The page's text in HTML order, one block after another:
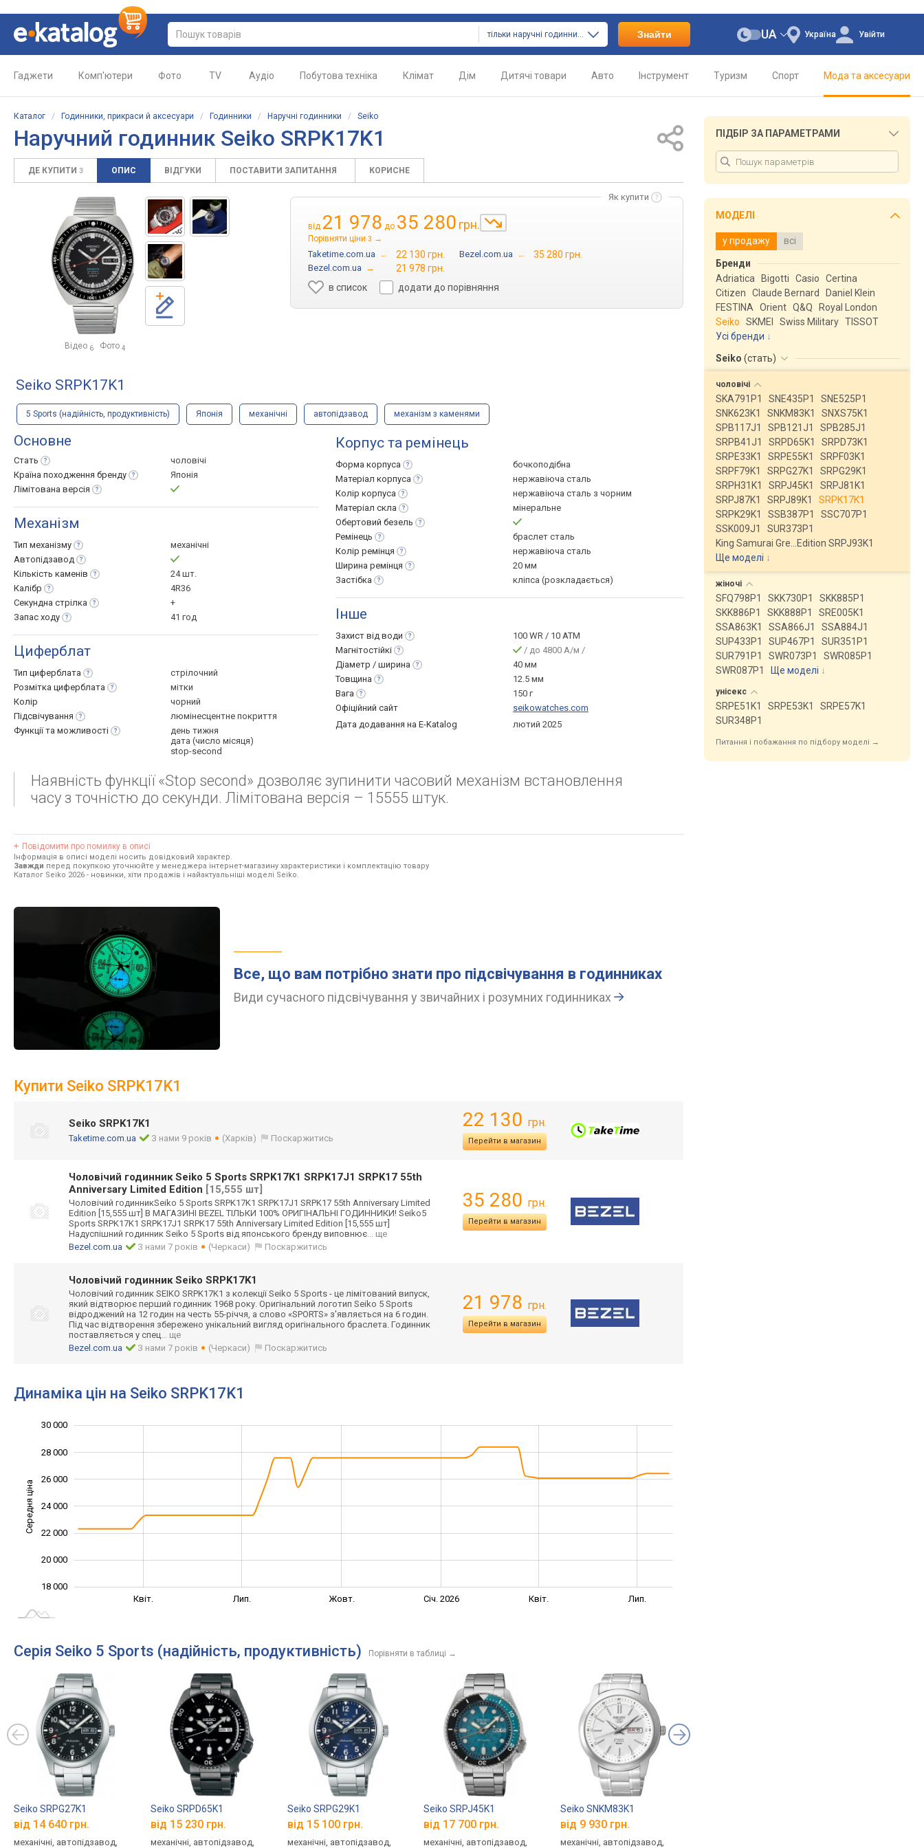
тільки наручні годинники Знайти Україна
UA Увійти
Гаджети Комп'ютери Фото TV Аудіо Побутова техніка Клімат Дім Дитячі товари Авто Інструмент Туризм Спорт Мода та аксесуари
Каталог / Годинники, прикраси й аксесуари / Годинники / Наручні годинники / Seiko
Наручний годинник Seiko SRPK17K1
ДЕ КУПИТИ 3 ОПИС ВІДГУКИ ПОСТАВИТИ ЗАПИТАННЯ КОРИСНЕ
Відео 6 Фото 4
Як купити
від 21 978 до 35 280 грн.
Порівняти ціни 3 →
Taketime.com.ua → 22 130 грн. Bezel.com.ua → 35 280 грн.
Bezel.com.ua →
21 978 грн.
в список
додати до порівняння
Seiko SRPK17K1
5 Sports (надійність, продуктивність) Японія механічні автопідзавод механізм з каменями
Основне
Стать
чоловічі
Країна походження бренду
Японія
Лімітована версія
Механізм
Тип механізму
механічні
Автопідзавод
Кількість каменів
24 шт.
Калібр
4R36
Секундна стрілка
+
Запас ходу 41 год
Циферблат
Тип циферблата
стрілочний
Розмітка циферблата
мітки
Колір
чорний
Підсвічування
люмінесцентне покриття
Функції та можливості
день тижня
дата (число місяця)
stop-second
Корпус та ремінець
Форма корпуса
бочкоподібна
Матеріал корпуса
нержавіюча сталь
Колір корпуса
нержавіюча сталь з чорним
Матеріал скла
мінеральне
Обертовий безель
Ремінець
браслет сталь
Колір ремінця
нержавіюча сталь
Ширина ремінця
20 мм
Застібка
кліпса (розкладається)
Інше
Захист від води
100 WR / 10 ATM
Магнітостійкі
/ до 4800 А/м /
Діаметр / ширина
40 мм
Товщина
12.5 мм
Вага
150 г
Офіційний сайт
seikowatches.com
Дата додавання на E-Katalog
лютий 2025
Наявність функції «Stop second» дозволяє зупинити часовий механізм встановлення
часу з точністю до секунди. Лімітована версія – 15555 штук.
Повідомити про помилку в описі
Інформація в описі моделі носить довідковий характер.
Завжди перед покупкою уточнюйте у менеджера інтернет-магазину характеристики і комплектацію товару
Каталог Seiko 2026 - новинки, хіти продажів і найактуальніші моделі Seiko.
Все, що вам потрібно знати про підсвічування в годинниках
Види сучасного підсвічування у звичайних і розумних годинниках
Купити Seiko SRPK17K1
Seiko SRPK17K1
Taketime.com.ua З нами 9 років (Харків) Поскаржитись
22 130 грн.
Перейти в магазин
Чоловічий годинник Seiko 5 Sports SRPK17K1 SRPK17J1 SRPK17 55th
Anniversary Limited Edition [15,555 шт]
Чоловічий годинникSeiko 5 Sports SRPK17K1 SRPK17J1 SRPK17 55th Anniversary Limited
Edition [15,555 шт] В МАГАЗИНІ BEZEL ТІЛЬКИ 100% ОРИГІНАЛЬНІ ГОДИННИКИ! Seiko5
Sports SRPK17K1 SRPK17J1 SRPK17 55th Anniversary Limited Edition [15,555 шт]
Надуспішний годинник Seiko 5 Sports від японського бренду виповнює... ще
Bezel.com.ua
З нами 7 років (Черкаси) Поскаржитись
35 280 грн.
Перейти в магазин
Чоловічий годинник Seiko SRPK17K1
Чоловічий годинник SEIKO SRPK17K1 з колекції Seiko 5 Sports - це лімітований випуск,
який відтворює перший годинник 1968 року. Оригінальний логотип Seiko 5 Sports
відроджений на 12 годин на честь 55-річчя, а слово «SPORTS» з'являється на 6 годин.
Під час відтворення збережено унікальний вигляд оригінального браслета. Годинник
поставляється у спец... ще
Bezel.com.ua
З нами 7 років (Черкаси) Поскаржитись
21 978 грн.
Перейти в магазин
Динаміка цін на Seiko SRPK17K1
Середня ціна 18 000
18 000
20 000
22 000
24 000
26 000
28 000
30 000
Квіт. Лип. Жовт. Січ. 2026 Квіт. Лип.
Серія Seiko 5 Sports (надійність, продуктивність) Порівняти в таблиці →
Seiko SRPG27K1
від 14 640 грн.
механічні, автопідзавод,
Seiko SRPD65K1
від 15 230 грн.
механічні, автопідзавод,
Seiko SRPG29K1
від 15 100 грн.
механічні, автопідзавод,
Seiko SRPJ45K1
від 17 700 грн.
механічні, автопідзавод,
Seiko SNKM83K1
від 9 930 грн.
механічні, автопідзавод,
ПІДБІР ЗА ПАРАМЕТРАМИ
МОДЕЛІ
у продажу всі
Бренди
Adriatica
Bigotti Casio
Certina
Citizen
Claude Bernard
Daniel Klein
FESTINA
Orient Q&Q
Royal London
Seiko
SKMEI Swiss Military TISSOT
Усі бренди
Seiko (стать)
чоловічі
SKA791P1 SNE435P1
SNE525P1
SNK623K1
SNKM83K1
SNXS75K1
SPB117J1
SPB121J1
SPB285J1
SRPB41J1
SRPD65K1
SRPD73K1
SRPE33K1
SRPE55K1
SRPF03K1
SRPF79K1
SRPG27K1
SRPG29K1
SRPH31K1
SRPJ45K1
SRPJ81K1
SRPJ87K1
SRPJ89K1
SRPK17K1
SRPK29K1
SSB387P1
SSC707P1
SSK009J1
SUR373P1
King Samurai Gre…Edition SRPJ93K1
Ще моделі ↓
жіночі
SFQ798P1 SKK730P1
SKK885P1
SKK886P1
SKK888P1
SRE005K1
SSA863K1
SSA866J1
SSA884J1
SUP433P1
SUP467P1
SUR351P1
SUR791P1
SWR073P1
SWR085P1
SWR087P1
Ще моделі ↓
унісекс
SRPE51K1 SRPE53K1
SRPE57K1
SUR348P1
Питання і побажання по підбору моделі →